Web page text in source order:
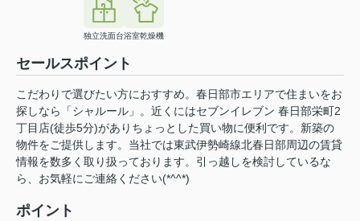
独立洗面台浴室乾燥機
セールスポイント
こだわりで選びたい方におすすめ。春日部市エリアで住まいをお
探しなら「シャルール」。近くにはセブンイレブン 春日部栄町2
丁目店(徒歩5分)がありちょっとした買い物に便利です。新築の
物件をご提供します。当社では東武伊勢崎線北春日部周辺の賃貸
情報を数多く取り扱っております。引っ越しを検討しているな
ら、お気軽にご連絡ください(*^^*)
ポイント